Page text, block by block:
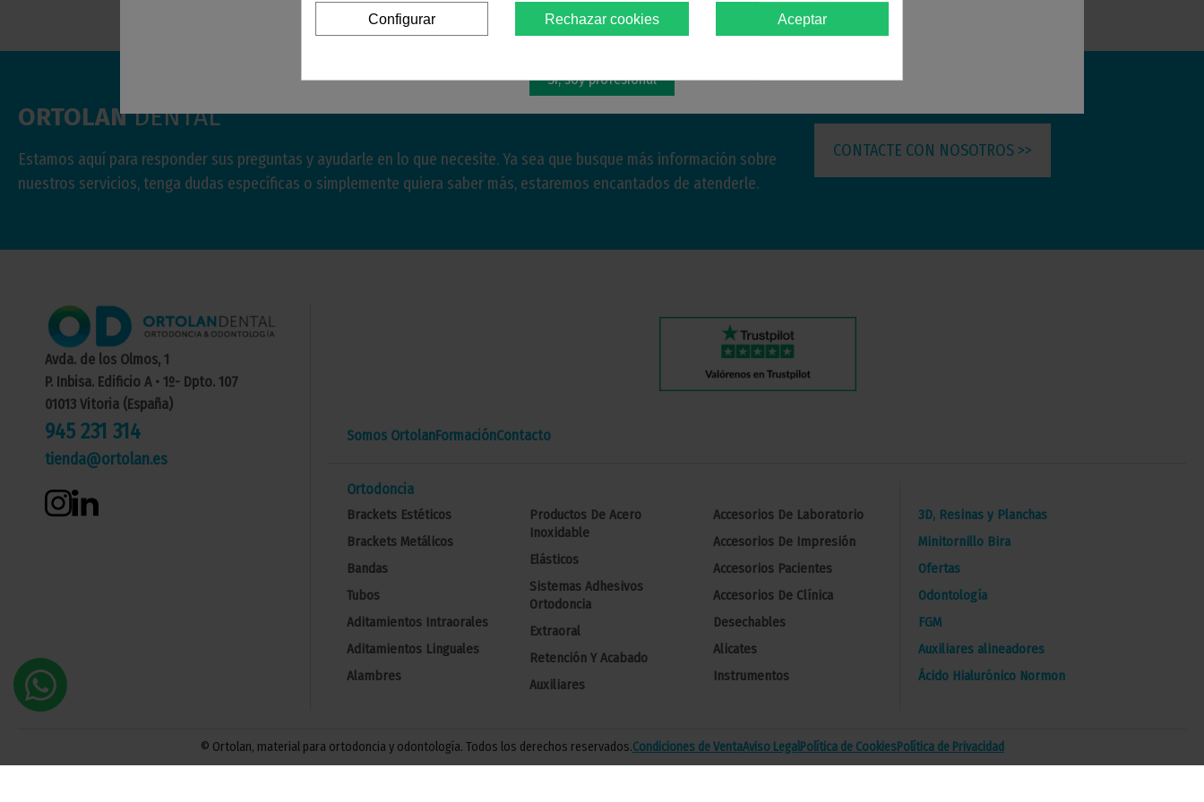
Debes confirmar que eresprofesional dental
Sí, soy profesional
ORTOLANDENTAL
Estamos aquí para responder sus preguntas y ayudarle en lo que necesite. Ya sea que busque más información sobre
nuestros servicios, tenga dudas específicas o simplemente quiera saber más, estaremos encantados de atenderle.
CONTACTE CON NOSOTROS >>
Avda. de los Olmos, 1
P. Inbisa. Edificio A • 1º- Dpto. 107
01013 Vitoria (España)
945 231 314
tienda@ortolan.es
Somos OrtolanFormaciónContacto
Ortodoncia
Brackets Estéticos
Brackets Metálicos
Bandas
Tubos
Aditamientos Intraorales
Aditamientos Linguales
Alambres
Productos De Acero
Inoxidable
Elásticos
Sistemas Adhesivos
Ortodoncia
Extraoral
Retención Y Acabado
Auxiliares
Accesorios De Laboratorio
Accesorios De Impresión
Accesorios Pacientes
Accesorios De Clínica
Desechables
Alicates
Instrumentos
3D, Resinas y Planchas
Minitornillo Bira
Ofertas
Odontología
FGM
Auxiliares alineadores
Ácido Hialurónico Normon
© Ortolan, material para ortodoncia y odontología. Todos los derechos reservados.Condiciones de VentaAviso LegalPolítica de CookiesPolítica de Privacidad
Aceptar
Rechazar cookies
Configurar